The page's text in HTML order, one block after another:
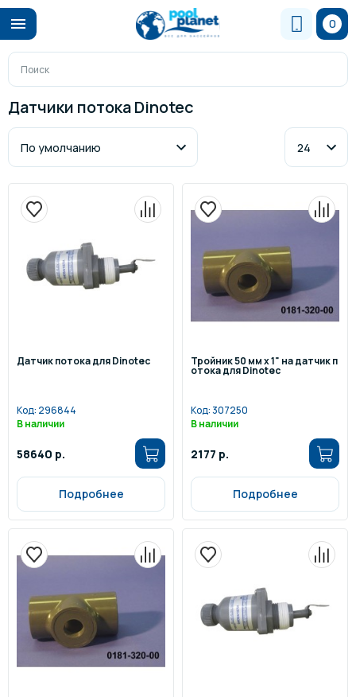
0
Датчики потока Dinotec
Датчик потока для Dinotec
Код: 296844
В наличии
58640 р.
Подробнее
Тройник 50 мм х 1" на датчик п
отока для Dinotec
Код:307250
В наличии
2177 р.
Подробнее